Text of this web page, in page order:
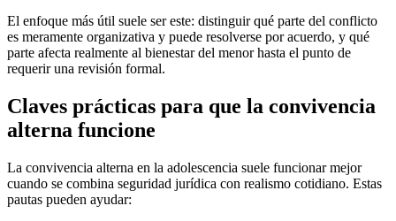
El enfoque más útil suele ser este: distinguir qué parte del conflicto
es meramente organizativa y puede resolverse por acuerdo, y qué
parte afecta realmente al bienestar del menor hasta el punto de
requerir una revisión formal.
Claves prácticas para que la convivencia
alterna funcione
La convivencia alterna en la adolescencia suele funcionar mejor
cuando se combina seguridad jurídica con realismo cotidiano. Estas
pautas pueden ayudar: